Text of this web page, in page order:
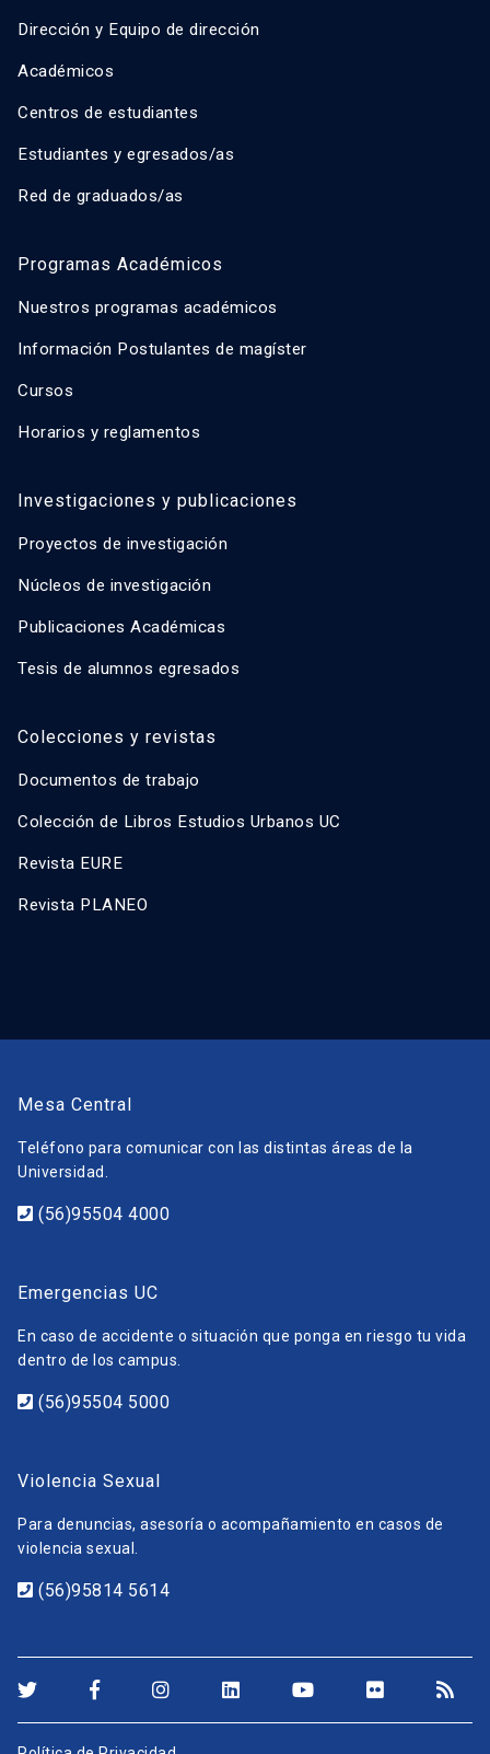
Dirección y Equipo de dirección
Académicos
Centros de estudiantes
Estudiantes y egresados/as
Red de graduados/as
Programas Académicos
Nuestros programas académicos
Información Postulantes de magíster
Cursos
Horarios y reglamentos
Investigaciones y publicaciones
Proyectos de investigación
Núcleos de investigación
Publicaciones Académicas
Tesis de alumnos egresados
Colecciones y revistas
Documentos de trabajo
Colección de Libros Estudios Urbanos UC
Revista EURE
Revista PLANEO
Mesa Central
Teléfono para comunicar con las distintas áreas de la
Universidad.
(56)95504 4000
Emergencias UC
En caso de accidente o situación que ponga en riesgo tu vida
dentro de los campus.
(56)95504 5000
Violencia Sexual
Para denuncias, asesoría o acompañamiento en casos de
violencia sexual.
(56)95814 5614